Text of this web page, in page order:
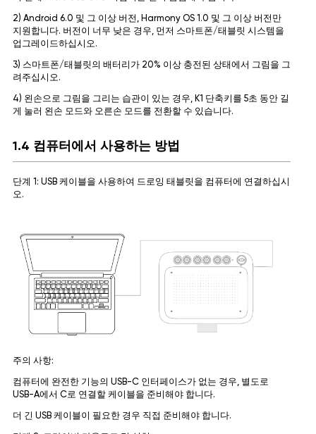
2) Android 6.0 및 그 이상 버전, Harmony OS 1.0 및 그 이상 버전만
지원합니다. 버전이 너무 낮은 경우, 먼저 스마트폰/태블릿 시스템을
업그레이드하십시오.
3) 스마트폰/태블릿의 배터리가 20% 이상 충전된 상태에서 그림을 그
려주십시오.
4) 왼손으로 그림을 그리는 습관이 있는 경우, K1 단축키를 5초 동안 길
게 눌러 왼손 모드와 오른손 모드를 전환할 수 있습니다.
1.4 컴퓨터에서 사용하는 방법
단계 1: USB 케이블을 사용하여 드로잉 태블릿을 컴퓨터에 연결하십시
오.
주의 사항:
컴퓨터에 완전한 기능의 USB-C 인터페이스가 없는 경우, 별도로
USB-A에서 C로 연결할 케이블을 준비해야 합니다.
더 긴 USB 케이블이 필요한 경우 직접 준비해야 합니다.